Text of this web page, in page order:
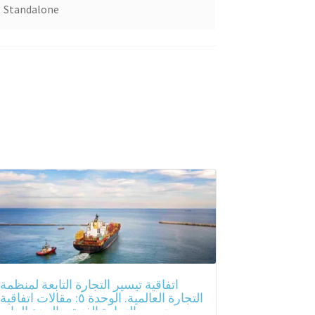
Standalone
اتفاقية تيسير التجارة التابعة لمنظمة
التجارة العالمية. الوحدة ٥: مقالات اتفاقية
تيسير التجارة الفنية – الجزء الرابع